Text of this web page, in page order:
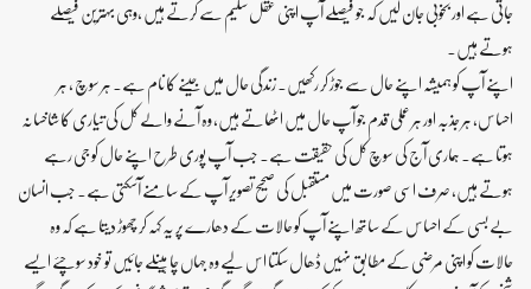
جاتی ہے اور بخوبی جان لیں کہ جو فیصلے آپ اپنی عقل سلیم سے کرتے ہیں ،وہی بہترین فیصلے
ہوتے ہیں۔
اپنے آپ کو ہمیشہ اپنے حال سے جوڑ کر رکھیں۔ زندگی حال میں جینے کا نام ہے۔ ہر سوچ ، ہر
احساس، ہر جذبہ اور ہر عملی قدم جو آپ حال میں اٹھاتے ہیں، وہ آنے والے کل کی تیاری کا شاخسانہ
ہوتا ہے۔ ہماری آج کی سوچ کل کی حقیقت ہے۔ جب آپ پوری طرح اپنے حال کو جی رہے
ہوتے ہیں، صرف اسی صورت میں مستقبل کی صحیح تصویر آپ کے سامنے آسکتی ہے۔ جب انسان
بے بسی کے احساس کے ساتھ اپنے آپ کو حالات کے دھارے پر یہ کہہ کر چھوڑ دیتا ہے کہ وہ
حالات کو اپنی مرضی کے مطابق نہیں ڈھال سکتا اس لیے وہ جہاں چاہیںلے جائیں تو خود سوچئے ایسے